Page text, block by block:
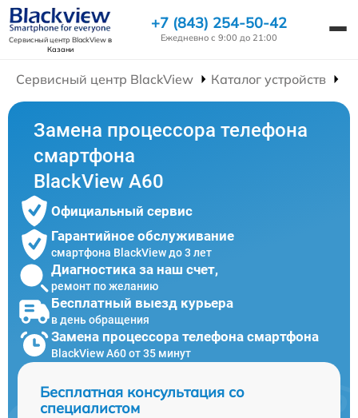
Сервисный центр BlackViewв
Казани
+7 (843) 254-50-42
Ежедневно с 9:00 до 21:00
Сервисный центр BlackView Каталог устройств
Замена процессора телефона
смартфона
BlackView A60
Официальный сервис
Гарантийное обслуживание
смартфона BlackView до 3 лет
Диагностика за наш счет,
ремонт по желанию
Бесплатный выезд курьера
в день обращения
Замена процессора телефона смартфона
BlackView A60 от 35 минут
Бесплатная консультация со
специалистом